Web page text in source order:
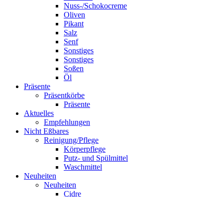
Nuss-/Schokocreme
Oliven
Pikant
Salz
Senf
Sonstiges
Sonstiges
Soßen
Öl
Präsente
Präsentkörbe
Präsente
Aktuelles
Empfehlungen
Nicht Eßbares
Reinigung/Pflege
Körperpflege
Putz- und Spülmittel
Waschmittel
Neuheiten
Neuheiten
Cidre